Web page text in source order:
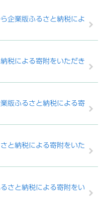
企業版ふるさと納税によ
税による寄附をいただき
版ふるさと納税による寄
と納税による寄附をいた
さと納税による寄附をい